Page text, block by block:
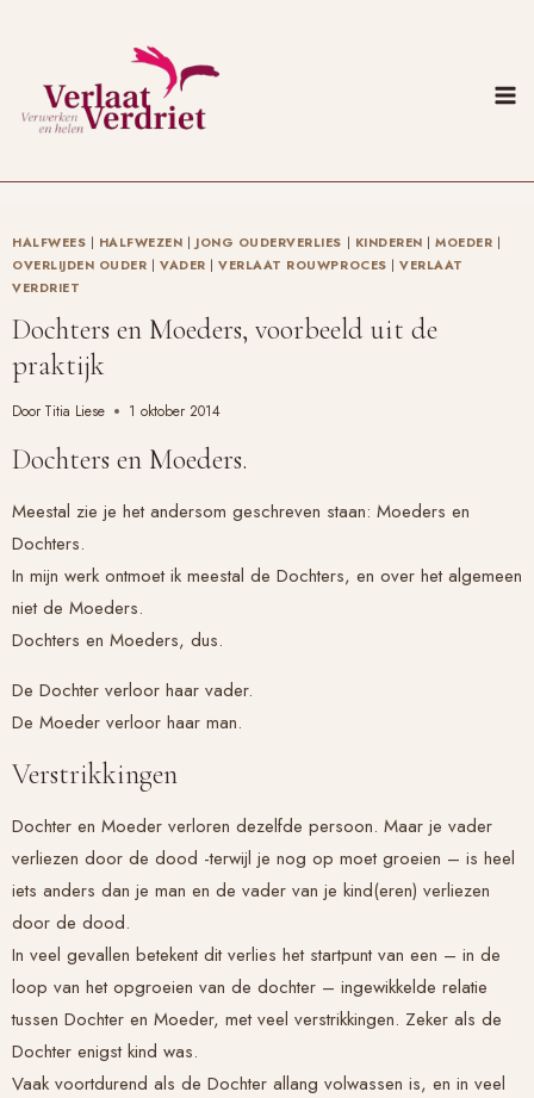
inhoud
HALFWEES | HALFWEZEN |JONG OUDERVERLIES | KINDEREN |MOEDER |
OVERLIJDEN OUDER | VADER |VERLAAT ROUWPROCES |VERLAAT
VERDRIET
Dochters en Moeders, voorbeeld uit de
praktijk
Door Titia Liese 1 oktober 2014
Dochters en Moeders.
Meestal zie je het andersom geschreven staan: Moeders en
Dochters.
In mijn werk ontmoet ik meestal de Dochters, en over het algemeen
niet de Moeders.
Dochters en Moeders, dus.
De Dochter verloor haar vader.
De Moeder verloor haar man.
Verstrikkingen
Dochter en Moeder verloren dezelfde persoon. Maar je vader
verliezen door de dood -terwijl je nog op moet groeien – is heel
iets anders dan je man en de vader van je kind(eren) verliezen
door de dood.
In veel gevallen betekent dit verlies het startpunt van een – in de
loop van het opgroeien van de dochter – ingewikkelde relatie
tussen Dochter en Moeder, met veel verstrikkingen. Zeker als de
Dochter enigst kind was.
Vaak voortdurend als de Dochter allang volwassen is, en in veel